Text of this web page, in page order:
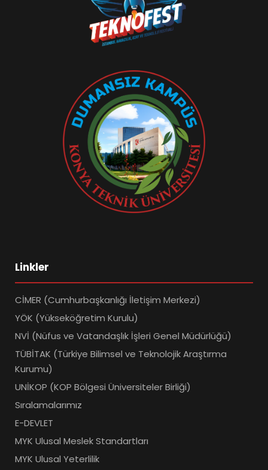
Linkler
CİMER (Cumhurbaşkanlığı İletişim Merkezi)
YÖK (Yükseköğretim Kurulu)
NVİ (Nüfus ve Vatandaşlık İşleri Genel Müdürlüğü)
TÜBİTAK (Türkiye Bilimsel ve Teknolojik Araştırma
Kurumu)
UNİKOP (KOP Bölgesi Üniversiteler Birliği)
Sıralamalarımız
E-DEVLET
MYK Ulusal Meslek Standartları
MYK Ulusal Yeterlilik